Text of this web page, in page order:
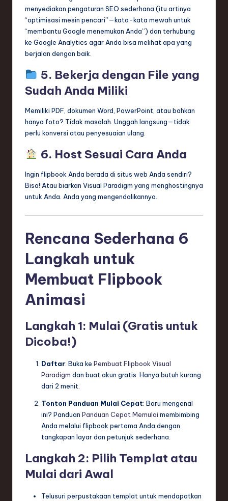
menyediakan pengaturan SEO sederhana (itu artinya
“optimisasi mesin pencari”—kata-kata mewah untuk
“membantu Google menemukan Anda”) dan terhubung
ke Google Analytics agar Anda bisa melihat apa yang
berjalan dengan baik.
5. Bekerja dengan File yang
Sudah Anda Miliki
Memiliki PDF, dokumen Word, PowerPoint, atau bahkan
hanya foto? Tidak masalah. Unggah langsung—tidak
perlu konversi atau penyesuaian ulang.
6. Host Sesuai Cara Anda
Ingin flipbook Anda berada di situs web Anda sendiri?
Bisa! Atau biarkan Visual Paradigm yang menghostingnya
untuk Anda. Anda yang mengendalikannya.
Rencana Sederhana 6
Langkah untuk
Membuat Flipbook
Animasi
Langkah 1: Mulai (Gratis untuk
Dicoba!)
Daftar: Buka ke Pembuat Flipbook Visual
Paradigm dan buat akun gratis. Hanya butuh kurang
dari 2 menit.
Tonton Panduan Mulai Cepat: Baru mengenal
ini? Panduan Panduan Cepat Memulai membimbing
Anda melalui flipbook pertama Anda dengan
tangkapan layar dan petunjuk sederhana.
Langkah 2: Pilih Templat atau
Mulai dari Awal
Telusuri perpustakaan templat untuk mendapatkan